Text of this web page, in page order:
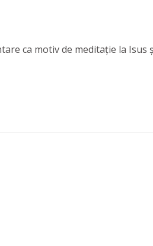
ca motiv de meditație la